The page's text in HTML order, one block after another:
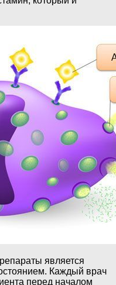
является
Каждый врач
перед началом